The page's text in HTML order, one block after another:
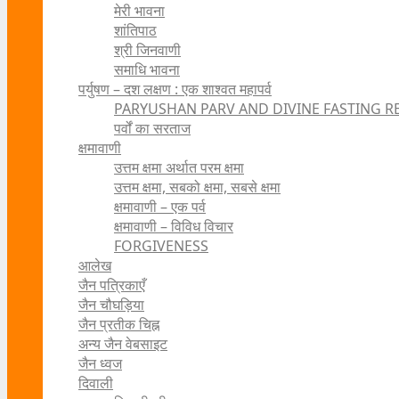
मेरी भावना
शांतिपाठ
श्री जिनवाणी
समाधि भावना
पर्युषण – दश लक्षण : एक शाश्वत महापर्व
PARYUSHAN PARV AND DIVINE FASTING
पर्वों का सरताज
क्षमावाणी
उत्तम क्षमा अर्थात परम क्षमा
उत्तम क्षमा, सबको क्षमा, सबसे क्षमा
क्षमावाणी – एक पर्व
क्षमावाणी – विविध विचार
FORGIVENESS
आलेख
जैन पत्रिकाएँ
जैन चौघड़िया
जैन प्रतीक चिह्न
अन्य जैन वेबसाइट
जैन ध्वज
दिवाली